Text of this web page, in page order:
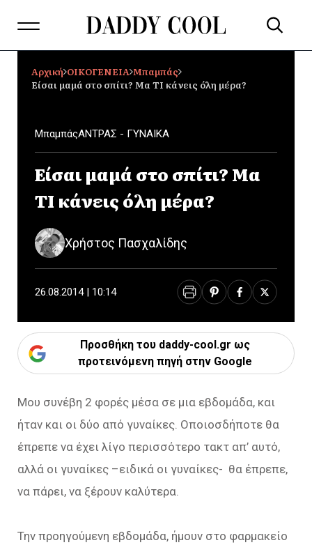
Αρχική ΟΙΚΟΓΕΝΕΙΑ Mπαμπάς
Είσαι μαμά στο σπίτι? Μα ΤΙ κάνεις όλη μέρα?
MπαμπάςΑΝΤΡΑΣ - ΓΥΝΑΙΚΑ
Είσαι μαμά στο σπίτι? Μα
ΤΙ κάνεις όλη μέρα?
Χρήστος Πασχαλίδης
26.08.2014 | 10:14
Προσθήκη του daddy-cool.gr ως
προτεινόμενη πηγή στην Google
Μου συνέβη 2 φορές μέσα σε μια εβδομάδα, και
ήταν και οι δύο από γυναίκες. Οποιοσδήποτε θα
έπρεπε να έχει λίγο περισσότερο τακτ απ’ αυτό,
αλλά οι γυναίκες –ειδικά οι γυναίκες- θα έπρεπε,
να πάρει, να ξέρουν καλύτερα.
Την προηγούμενη εβδομάδα, ήμουν στο φαρμακείο